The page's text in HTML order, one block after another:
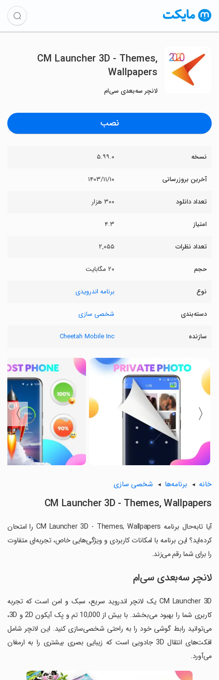
CM Launcher 3D - Themes,
Wallpapers
لانچر سه‌بعدی سی‌ام
نصب
نسخه ۵.۹۹.۰
آخرین بروزرسانی ۱۴۰۳/۱۱/۱۰
تعداد دانلود ۳۰۰ هزار
امتیاز ۴.۳
تعداد نظرات ۲,۰۵۵
حجم ۲۰ مگابایت
نوع برنامه اندرویدی
دسته‌بندی شخصی سازی
سازنده Cheetah Mobile Inc
〈
〉
خانه برنامه‌ها شخصی سازی
CM Launcher 3D - Themes, Wallpapers
آیا تابه‌حال برنامه CM Launcher 3D - Themes, Wallpapers را امتحان
کرده‌اید؟ این برنامه با امکانات کاربردی و ویژگی‌هایی خاص، تجربه‌ای متفاوت
را برای شما رقم می‌زند.
لانچر سه‌بعدی سی‌ام
CM Launcher 3D یک لانچر اندروید سریع، سبک و امن است که تجربه
کاربری شما را بهبود می‌بخشد. با بیش از 10,000 تم و پک آیکون 2D و 3D،
می‌توانید رابط گوشی خود را به راحتی شخصی‌سازی کنید. این لانچر شامل
افکت‌های انتقال 3D جادویی است که زیبایی بصری بیشتری را به ارمغان
می‌آورد.